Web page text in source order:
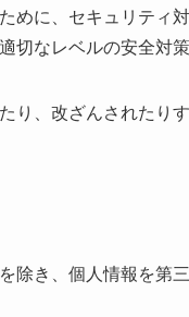
めに、セキュリティ
切なレベルの安全対策
り、改ざんされたり
除き、個人情報を第